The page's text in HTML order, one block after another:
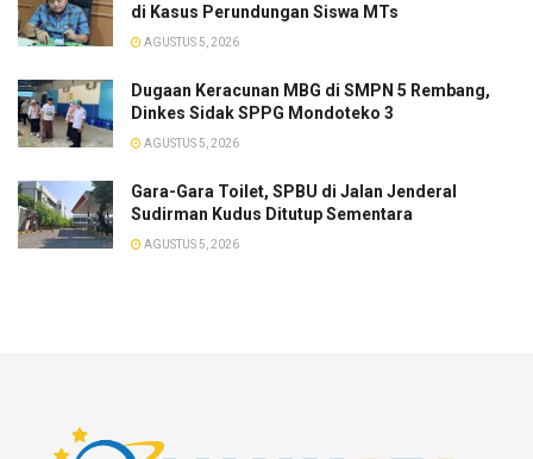
di Kasus Perundungan Siswa MTs
AGUSTUS 5, 2026
Dugaan Keracunan MBG di SMPN 5 Rembang,
Dinkes Sidak SPPG Mondoteko 3
AGUSTUS 5, 2026
Gara-Gara Toilet, SPBU di Jalan Jenderal
Sudirman Kudus Ditutup Sementara
AGUSTUS 5, 2026